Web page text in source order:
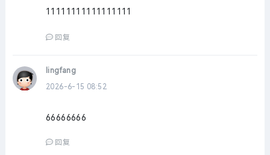
11111111111111111
回复
lingfang
2026-6-15 08:52
66666666
回复